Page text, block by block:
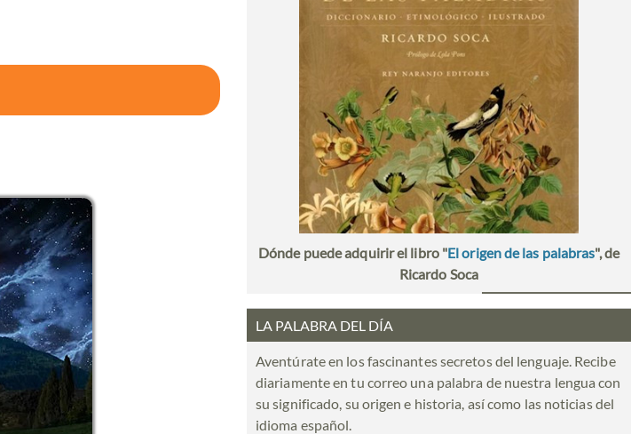
Dónde puede adquirir el libro "El origen de las palabras", de
Ricardo Soca
LA PALABRA DEL DÍA
Aventúrate en los fascinantes secretos del lenguaje. Recibe
diariamente en tu correo una palabra de nuestra lengua con
su significado, su origen e historia, así como las noticias del
idioma español.